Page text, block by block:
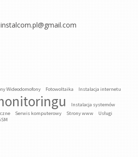
Wideodomofony Fotowoltaika Instalacja internetu
Instalacja systemów
Serwis komputerowy Strony www
Usługi